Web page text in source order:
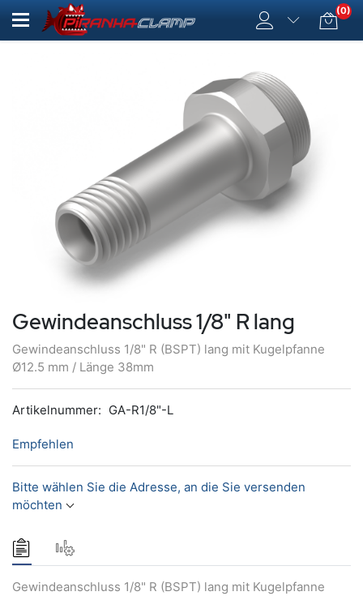
(0)
Gewindeanschluss 1/8" R lang
Gewindeanschluss 1/8" R (BSPT) lang mit Kugelpfanne
Ø12.5 mm / Länge 38mm
Artikelnummer: GA-R1/8"-L
Empfehlen
Bitte wählen Sie die Adresse, an die Sie versenden
möchten
Gewindeanschluss 1/8" R (BSPT) lang mit Kugelpfanne